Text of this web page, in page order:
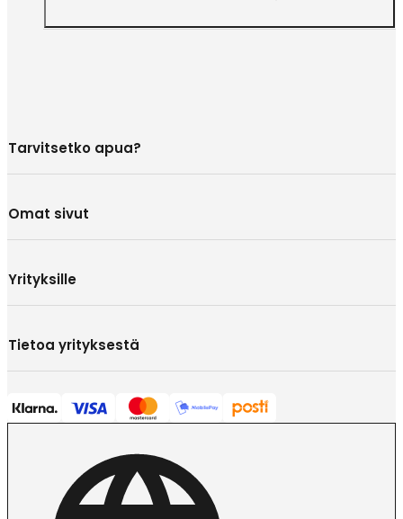
Tarvitsetko apua?
Omat sivut
Yrityksille
Tietoa yrityksestä